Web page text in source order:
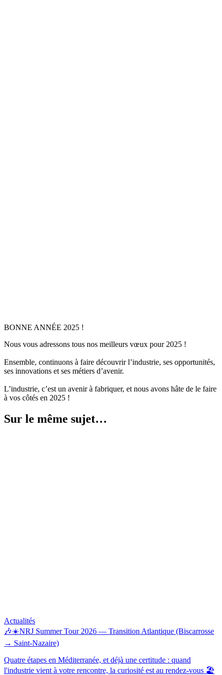
BONNE ANNÉE 2025 !
Nous vous adressons tous nos meilleurs vœux pour 2025 !
Ensemble, continuons à faire découvrir l’industrie, ses opportunités,
ses innovations et ses métiers d’avenir.
L’industrie, c’est un avenir à fabriquer, et nous avons hâte de le faire
à vos côtés en 2025 !
Sur le même sujet…
Actualités
🎶☀️NRJ Summer Tour 2026 — Transition Atlantique (Biscarrosse
→ Saint-Nazaire)
Quatre étapes en Méditerranée, et déjà une certitude : quand
l'industrie vient à votre rencontre, la curiosité est au rendez-vous 🏖️